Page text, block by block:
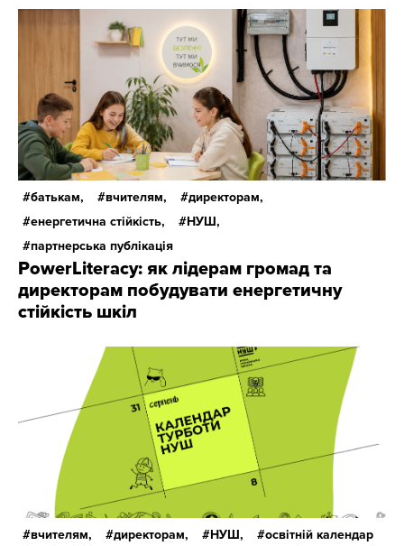
батькам, вчителям,
директорам,
енергетична стійкість,
НУШ,
партнерська публікація
PowerLiteracy: як лідерам громад та
директорам побудувати енергетичну
стійкість шкіл
вчителям, директорам, НУШ, освітній календар